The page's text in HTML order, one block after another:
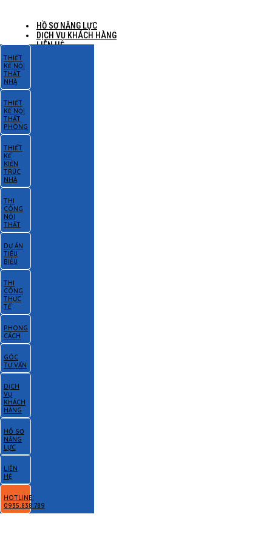
HỒ SƠ NĂNG LỰC
DỊCH VỤ KHÁCH HÀNG
LIÊN HỆ
THIẾT
KẾ NỘI
THẤT
NHÀ
THIẾT
KẾ NỘI
THẤT
PHÒNG
THIẾT
KẾ
KIẾN
TRÚC
NHÀ
THI
CÔNG
NỘI
THẤT
DỰ ÁN
TIÊU
BIỂU
THI
CÔNG
THỰC
TẾ
PHONG
CÁCH
GÓC
TƯ VẤN
DỊCH
VỤ
KHÁCH
HÀNG
HỒ SƠ
NĂNG
LỰC
LIÊN
HỆ
HOTLINE:
0935.838.789